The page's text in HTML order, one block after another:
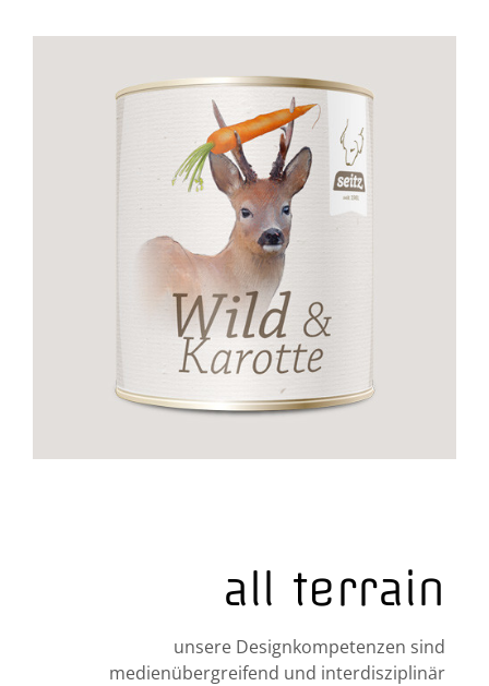
all terrain
unsere Designkompetenzen sind
medienübergreifend und interdisziplinär